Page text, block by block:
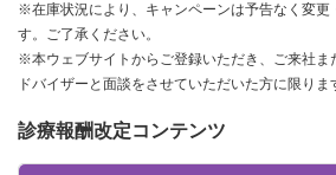
※在庫状況により、キャンペーンは予告なく変更
す。ご了承ください。
※本ウェブサイトからご登録いただき、ご来社ま
ドバイザーと面談をさせていただいた方に限りま
診療報酬改定コンテンツ